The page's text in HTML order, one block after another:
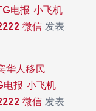
电报 小飞机
微信 发表
华人移民
报 小飞机
微信 发表